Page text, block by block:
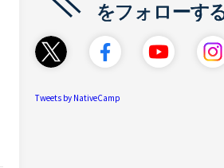
Tweets by NativeCamp